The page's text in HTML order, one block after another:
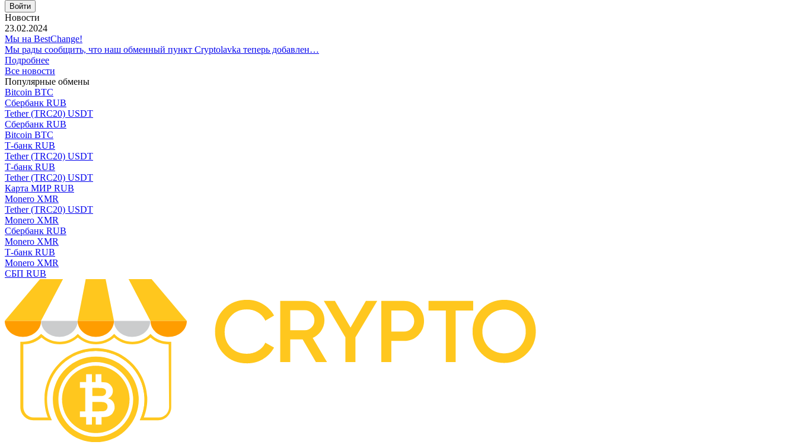
Новости
23.02.2024
Мы на BestChange!
Мы рады сообщить, что наш обменный пункт Cryptolavka теперь добавлен…
Подробнее
Все новости
Популярные обмены
Bitcoin BTC
Сбербанк RUB
Tether (TRC20) USDT
Сбербанк RUB
Bitcoin BTC
Т-банк RUB
Tether (TRC20) USDT
Т-банк RUB
Tether (TRC20) USDT
Карта МИР RUB
Monero XMR
Tether (TRC20) USDT
Monero XMR
Сбербанк RUB
Monero XMR
Т-банк RUB
Monero XMR
СБП RUB